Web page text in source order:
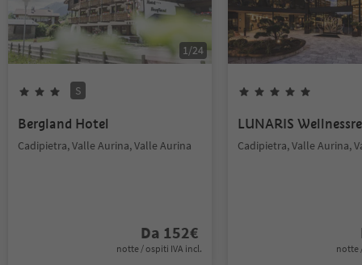
1/24
S
Bergland Hotel
Cadipietra, Valle Aurina, Valle Aurina
Da 152€
notte / ospiti IVA incl.
LUNARIS
Cadipietra, Valle Aurina,
notte